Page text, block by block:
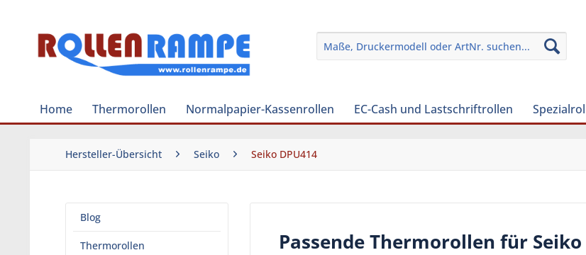
Home Thermorollen Normalpapier-Kassenrollen EC-Cash und Lastschriftrollen
Hersteller-Übersicht Seiko Seiko DPU414
Blog
Thermorollen Passende Thermorollen für